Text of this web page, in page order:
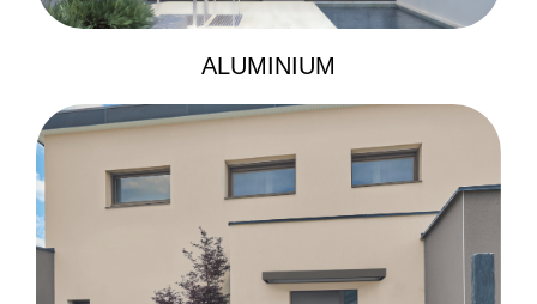
ALUMINIUM